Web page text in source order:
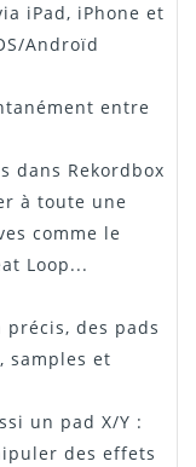
iPad, iPhone et
Androïd
entre
dans Rekordbox
à toute une
comme le
Loop...
précis, des pads
samples et
un pad X/Y :
des effets